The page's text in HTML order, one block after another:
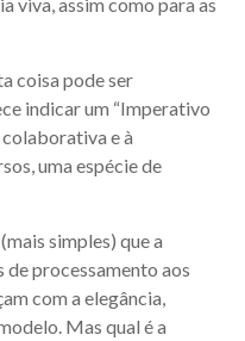
coisa pode ser
indicar um “Imperativo
e à
uma espécie de
simples) que a
processamento aos
com a elegância,
Mas qual é a